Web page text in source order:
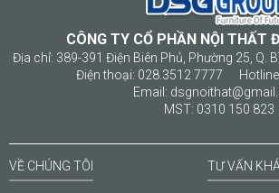
CÔNG TY CỔ PHẦN NỘI THẤT
Địa chỉ: 389-391 Điện Biên Phủ, Phường 25, Q.
Điện thoại: 028.3512 7777
Email:
MST: 0310 150 823
VỀ CHÚNG TÔI TƯ VẤN